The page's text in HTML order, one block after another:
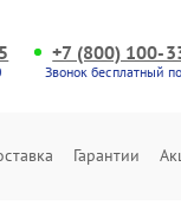
+7 (800) 100-
Звонок бесплатный
Гарантии